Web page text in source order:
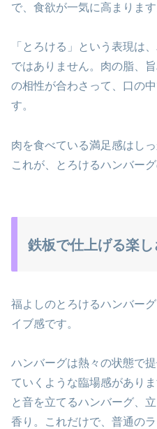
で、食欲が一気に高まります
「とろける」という表現は
ではありません。肉の脂、
の相性が合わさって、口の
す。
肉を食べている満足感はし
これが、とろけるハンバーグ
鉄板で仕上げる楽し
福よしのとろけるハンバー
イブ感です。
ハンバーグは熱々の状態で
ていくような臨場感があり
と音を立てるハンバーグ、
香り。これだけで、普通の